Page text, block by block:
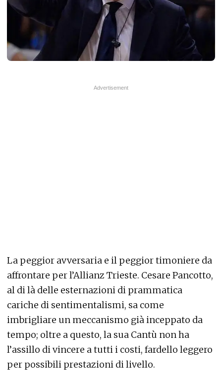
La peggior avversaria e il peggior timoniere da
affrontare per l’Allianz Trieste. Cesare Pancotto,
al di là delle esternazioni di prammatica
cariche di sentimentalismi, sa come
imbrigliare un meccanismo già inceppato da
tempo; oltre a questo, la sua Cantù non ha
l’assillo di vincere a tutti i costi, fardello leggero
per possibili prestazioni di livello.